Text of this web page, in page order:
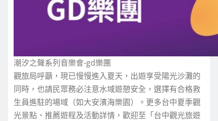
潮汐之聲系列音樂會-gd樂團
觀旅局呼籲，現已慢慢進入夏天，出遊享受陽光沙灘的
同時，也請民眾務必注意水域遊憩安全，選擇有合格救
生員進駐的場域（如大安濱海樂園）。更多台中夏季觀
光景點、推薦遊程及活動詳情，歡迎至「台中觀光旅遊